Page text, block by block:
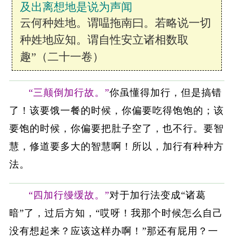
及出离想地是说为声闻
云何种姓地。谓嗢拖南曰。若略说一切
种姓地应知。谓自性安立诸相数取
趣”（二十一卷）
“三颠倒加行故。”你虽懂得加行，但是搞错
了！该要饿一餐的时候，你偏要吃得饱饱的；该
要饱的时候，你偏要把肚子空了，也不行。要智
慧，修道要多大的智慧啊！所以，加行有种种方
法。
“四加行缦缓故。”对于加行法变成“诸葛
暗”了，过后方知，“哎呀！我那个时候怎么自己
没有想起来？应该这样办啊！”那还有屁用？一